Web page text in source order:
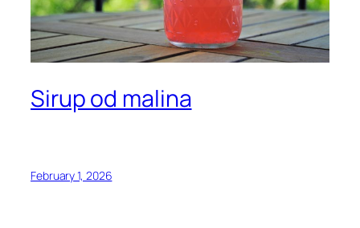
Sirup od malina
February 1, 2026